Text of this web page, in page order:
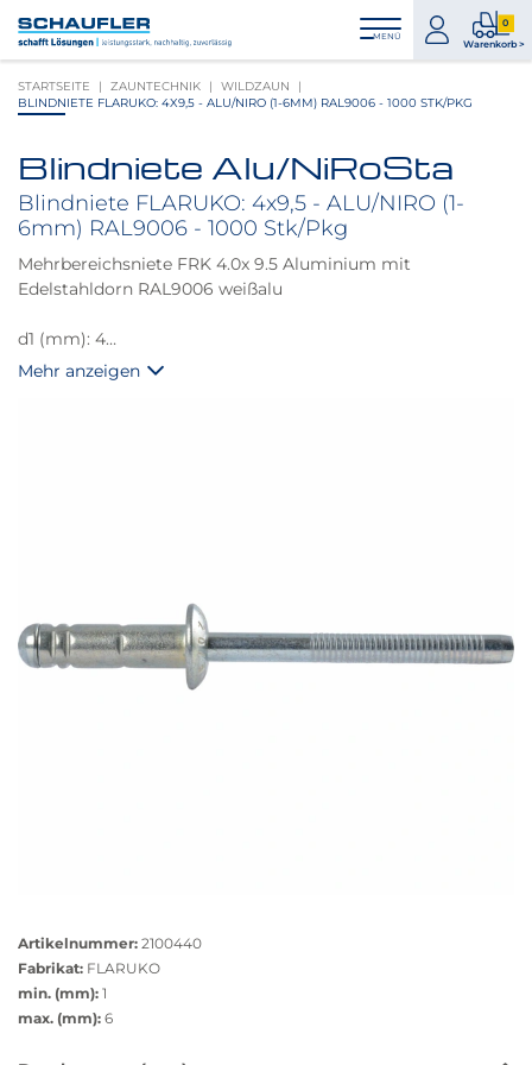
Inhalt
Hauptnavigation
Footernavigation
Logo
Schaufler
verlinkt
zur
MENÜ
zum
Konto
0
Warenkorb >
0
STARTSEITE ZAUNTECHNIK
WILDZAUN
BLINDNIETE FLARUKO: 4X9,5 - ALU/NIRO (1-6MM) RAL9006 - 1000 STK/PKG
Produktbilder
Blindniete Alu/NiRoSta
Blindniete FLARUKO: 4x9,5 - ALU/NIRO (1-
6mm) RAL9006 - 1000 Stk/Pkg
Mehrbereichsniete FRK 4.0x 9.5 Aluminium mit
Edelstahldorn RAL9006 weißalu
d1 (mm): 4
L (mm): 9,5
Mehr anzeigen
anzeigen
Artikelnummer: 2100440
Fabrikat: FLARUKO
min. (mm): 1
max. (mm): 6
Das